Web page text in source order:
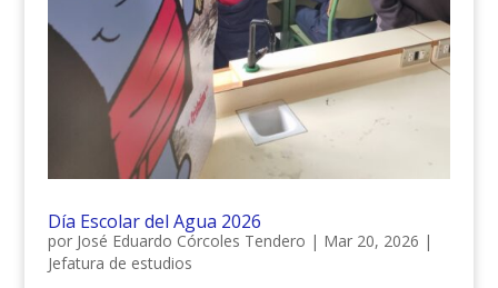
Día Escolar del Agua 2026
por José Eduardo Córcoles Tendero | Mar 20, 2026 |
Jefatura de estudios